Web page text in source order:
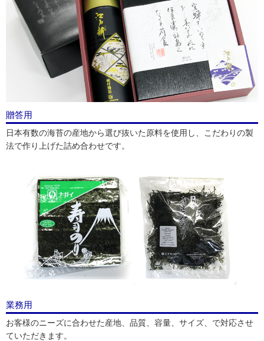
贈答用
日本有数の海苔の産地から選び抜いた原料を使用し、こだわりの製
法で作り上げた詰め合わせです。
業務用
お客様のニーズに合わせた産地、品質、容量、サイズ、で対応させ
ていただきます。